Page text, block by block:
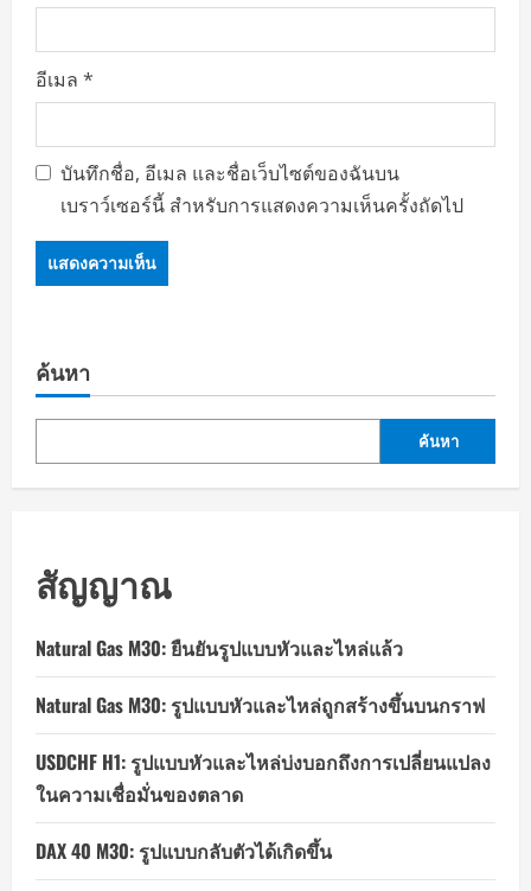
อีเมล *
บันทึกชื่อ, อีเมล และชื่อเว็บไซต์ของฉันบน
เบราว์เซอร์นี้ สำหรับการแสดงความเห็นครั้งถัดไป
ค้นหา
ค้นหา
สัญญาณ
Natural Gas M30: ยืนยันรูปแบบหัวและไหล่แล้ว
Natural Gas M30: รูปแบบหัวและไหล่ถูกสร้างขึ้นบนกราฟ
USDCHF H1: รูปแบบหัวและไหล่บ่งบอกถึงการเปลี่ยนแปลง
ในความเชื่อมั่นของตลาด
DAX 40 M30: รูปแบบกลับตัวได้เกิดขึ้น